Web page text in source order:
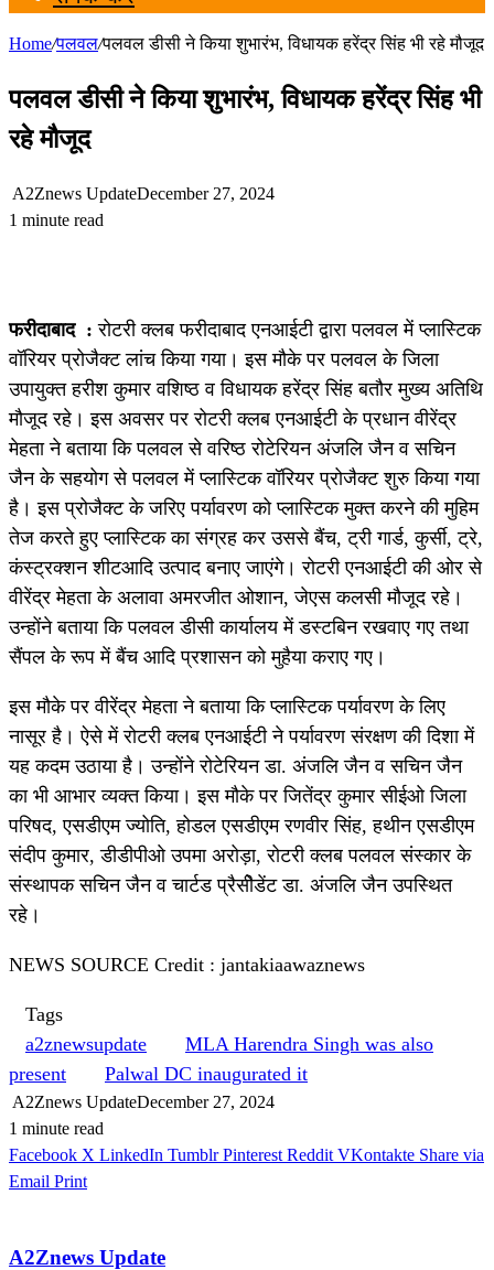
Home/पलवल/पलवल डीसी ने किया शुभारंभ, विधायक हरेंद्र सिंह भी रहे मौजूद
पलवल डीसी ने किया शुभारंभ, विधायक हरेंद्र सिंह भी
रहे मौजूद
A2Znews UpdateDecember 27, 2024
1 minute read
फरीदाबाद : रोटरी क्लब फरीदाबाद एनआईटी द्वारा पलवल में प्लास्टिक
वॉरियर प्रोजैक्ट लांच किया गया। इस मौके पर पलवल के जिला
उपायुक्त हरीश कुमार वशिष्ठ व विधायक हरेंद्र सिंह बतौर मुख्य अतिथि
मौजूद रहे। इस अवसर पर रोटरी क्लब एनआईटी के प्रधान वीरेंद्र
मेहता ने बताया कि पलवल से वरिष्ठ रोटेरियन अंजलि जैन व सचिन
जैन के सहयोग से पलवल में प्लास्टिक वॉरियर प्रोजैक्ट शुरु किया गया
है। इस प्रोजैक्ट के जरिए पर्यावरण को प्लास्टिक मुक्त करने की मुहिम
तेज करते हुए प्लास्टिक का संग्रह कर उससे बैंच, ट्री गार्ड, कुर्सी, ट्रे,
कंस्ट्रक्शन शीटआदि उत्पाद बनाए जाएंगे। रोटरी एनआईटी की ओर से
वीरेंद्र मेहता के अलावा अमरजीत ओशान, जेएस कलसी मौजूद रहे।
उन्होंने बताया कि पलवल डीसी कार्यालय में डस्टबिन रखवाए गए तथा
सैंपल के रूप में बैंच आदि प्रशासन को मुहैया कराए गए।
इस मौके पर वीरेंद्र मेहता ने बताया कि प्लास्टिक पर्यावरण के लिए
नासूर है। ऐसे में रोटरी क्लब एनआईटी ने पर्यावरण संरक्षण की दिशा में
यह कदम उठाया है। उन्होंने रोटेरियन डा. अंजलि जैन व सचिन जैन
का भी आभार व्यक्त किया। इस मौके पर जितेंद्र कुमार सीईओ जिला
परिषद, एसडीएम ज्योति, होडल एसडीएम रणवीर सिंह, हथीन एसडीएम
संदीप कुमार, डीडीपीओ उपमा अरोड़ा, रोटरी क्लब पलवल संस्कार के
संस्थापक सचिन जैन व चार्टड प्रैसीेडेंट डा. अंजलि जैन उपस्थित
रहे।
NEWS SOURCE Credit : jantakiaawaznews
Tags
a2znewsupdate
MLA Harendra Singh was also
present
Palwal DC inaugurated it
A2Znews UpdateDecember 27, 2024
1 minute read
Facebook X LinkedIn Tumblr Pinterest Reddit VKontakte Share via
Email Print
A2Znews Update